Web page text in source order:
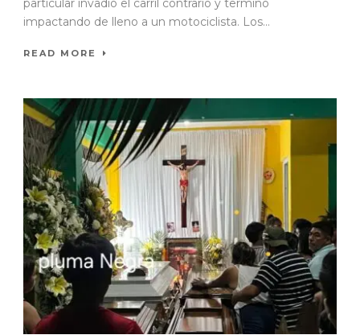
particular invadió el carril contrario y terminó
impactando de lleno a un motociclista. Los...
READ MORE